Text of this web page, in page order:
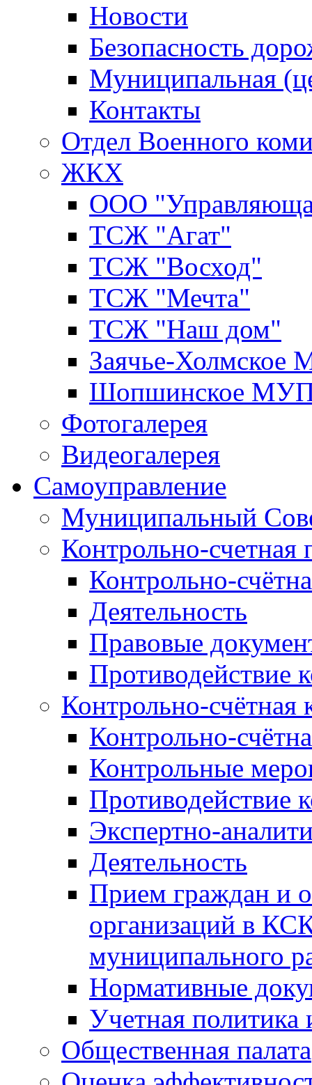
Новости
Безопасность
Муниципальная
Контакты
Отдел Военного
ЖКХ
ООО
ТСЖ "Агат"
ТСЖ "Восход"
ТСЖ "Мечта"
ТСЖ "Наш дом"
Заячье-
Шопшинское
Фотогалерея
Видеогалерея
Самоуправление
Муниципальный
Контрольно-счетная
Контрольно-
Деятельность
Правовые
Противодействие
Контрольно-счётная
Контрольно-
Контрольные
Противодействие
Экспертно-
Деятельность
Прием граждан и
организаций в
муниципального
Нормативные
Учетная политика
Общественная палата